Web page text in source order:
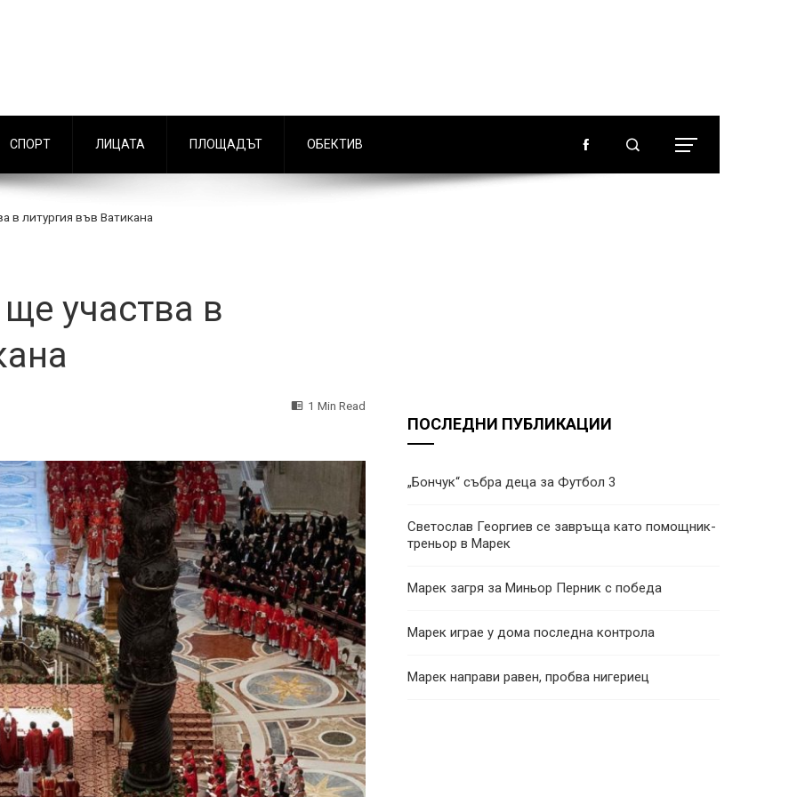
СПОРТ ЛИЦАТА ПЛОЩАДЪТ ОБЕКТИВ
в литургия във Ватикана
участва в
1 Min Read
ПОСЛЕДНИ ПУБЛИКАЦИИ
„Бончук“ събра деца за Футбол 3
Светослав Георгиев се завръща като помощник-
треньор в Марек
Марек загря за Миньор Перник с победа
Марек играе у дома последна контрола
Марек направи равен, пробва нигериец